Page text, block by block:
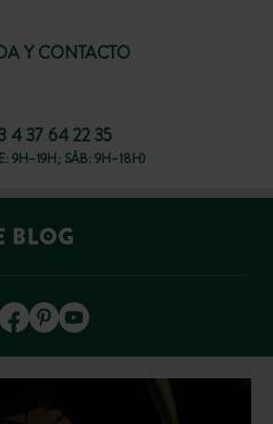
Y CONTACTO
4 37 64 22 35
9H–19H; SÁB: 9H–18H)